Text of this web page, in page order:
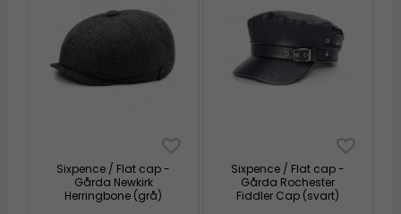
Sixpence / Flat cap -
Gårda Newkirk
Herringbone (grå)
Sixpence / Flat cap -
Gårda Rochester
Fiddler Cap (svart)